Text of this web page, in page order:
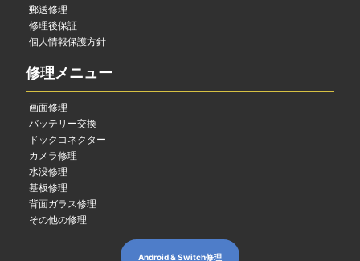
郵送修理
修理後保証
個人情報保護方針
修理メニュー
画面修理
バッテリー交換
ドックコネクター
カメラ修理
水没修理
基板修理
背面ガラス修理
その他の修理
Android & Switch修理